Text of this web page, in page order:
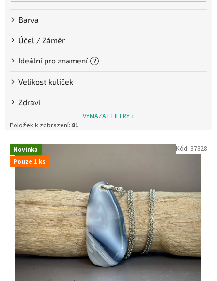
Barva
Účel / Záměr
Ideální pro znamení ?
Velikost kuliček
Zdraví
VYMAZAT FILTRY
Položek k zobrazení: 81
V
p
Novinka
Pouze 1 ks
Kód: 37328